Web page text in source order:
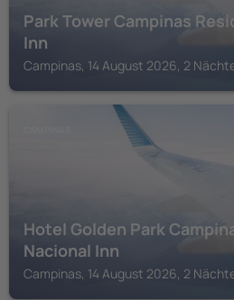
Park Tower Campinas
Inn
Campinas, 14 August 2026, 2
Hotel Golden Park
Nacional Inn
Campinas, 14 August 2026, 2